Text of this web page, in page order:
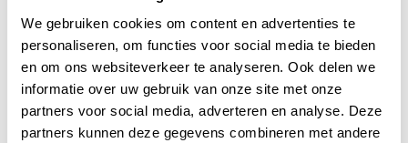
We gebruiken cookies om content en advertenties te
personaliseren, om functies voor social media te bieden
en om ons websiteverkeer te analyseren. Ook delen we
informatie over uw gebruik van onze site met onze
partners voor social media, adverteren en analyse. Deze
partners kunnen deze gegevens combineren met andere
woonkamer
Doordat u flexibel bent in de afmeting kunt u er voor zelfs voor
kiezen om uw complete muur te bedekken. Het doek kunt u
bedrukken met ieder gewenst design, waardoor u een compleet
nieuwe sfeer creëert in uw woonkamer. Het doek is ook los te